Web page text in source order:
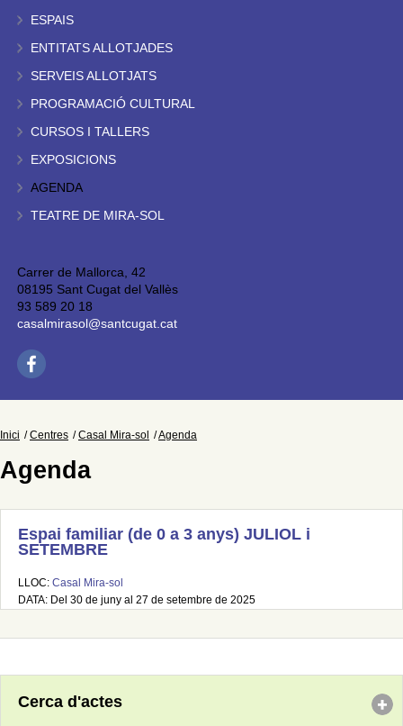
ESPAIS
ENTITATS ALLOTJADES
SERVEIS ALLOTJATS
PROGRAMACIÓ CULTURAL
CURSOS I TALLERS
EXPOSICIONS
AGENDA
TEATRE DE MIRA-SOL
Carrer de Mallorca, 42
08195 Sant Cugat del Vallès
93 589 20 18
casalmirasol@santcugat.cat
Inici Centres Casal Mira-sol Agenda
Agenda
Espai familiar (de 0 a 3 anys) JULIOL i
SETEMBRE
LLOC: Casal Mira-sol
DATA: Del 30 de juny al 27 de setembre de 2025
Cerca d'actes